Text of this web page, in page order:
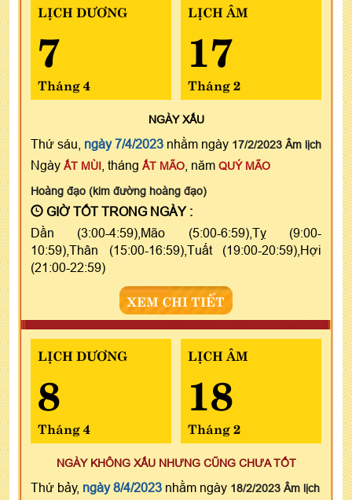
LỊCH DƯƠNG
7
Tháng 4
LỊCH ÂM
17
Tháng 2
NGÀYXẤU
Thứ sáu, ngày 7/4/2023 nhằm ngày 17/2/2023 Âm lịch
Ngày ẤT MÙI , tháng ẤT MÃO , năm QUÝ MÃO
Hoàng đạo (kim đường hoàng đạo)
GIỜ TỐT TRONG NGÀY :
Dần (3:00-4:59),Mão (5:00-6:59),Tỵ (9:00-
10:59),Thân (15:00-16:59),Tuất (19:00-20:59),Hợi
(21:00-22:59)
XEM CHI TIẾT
LỊCH DƯƠNG
8
Tháng 4
LỊCH ÂM
18
Tháng 2
NGÀY KHÔNG XẤU NHƯNG CŨNG CHƯA TỐT
Thứ bảy, ngày 8/4/2023 nhằm ngày 18/2/2023 Âm lịch